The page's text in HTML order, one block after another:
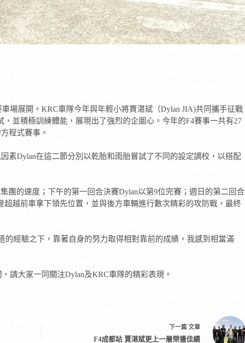
場展開。KRC車隊今年與年輕小將賈湛斌（Dylan JIA)共同攜手征戰
並積極訓練體能，展現出了強烈的企圖心。今年的F4賽事一共有27
程式賽事。
素Dylan在這二節分別以乾胎和雨胎嘗試了不同的設定調校，以搭配
團的速度；下午的第一回合決賽Dylan以第9位完賽；週日的第二回合
越前車拿下領先位置，並與後方車輛進行數次精彩的攻防戰，最終
的經驗之下，靠著自身的努力取得相對靠前的成績，我感到相當滿
請大家一同關注Dylan及KRC車隊的精彩表現。
下一篇 文章
F4成都站 賈湛斌更上一層榮獲佳績